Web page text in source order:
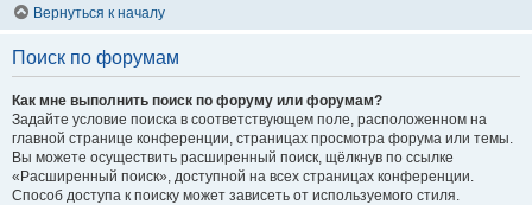
Вернуться к началу
Поиск по форумам
Как мне выполнить поиск по форуму или форумам?
Задайте условие поиска в соответствующем поле, расположенном на
главной странице конференции, страницах просмотра форума или темы.
Вы можете осуществить расширенный поиск, щёлкнув по ссылке
«Расширенный поиск», доступной на всех страницах конференции.
Способ доступа к поиску может зависеть от используемого стиля.